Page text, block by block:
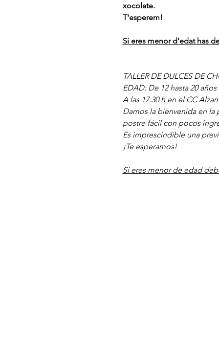
xocolate.
T'esperem!
Si eres menor d'edat has
TALLER DE DULCES DE
EDAD: De 12 hasta 20 años
A las 17:30 h en el CC
Damos la bienvenida en la
postre fácil con pocos
Es imprescindible una
¡Te esperamos!
Si eres menor de edad